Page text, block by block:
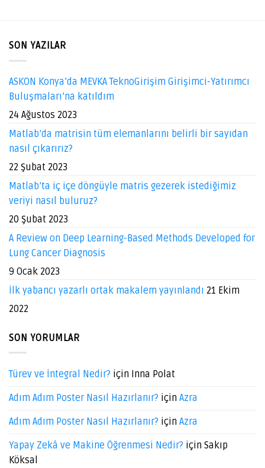
SON YAZILAR
ASKON Konya’da MEVKA TeknoGirişim Girişimci-Yatırımcı
Buluşmaları’na katıldım
24 Ağustos 2023
Matlab’da matrisin tüm elemanlarını belirli bir sayıdan
nasıl çıkarırız?
22 Şubat 2023
Matlab’ta iç içe döngüyle matris gezerek istediğimiz
veriyi nasıl buluruz?
20 Şubat 2023
A Review on Deep Learning-Based Methods Developed for
Lung Cancer Diagnosis
9 Ocak 2023
İlk yabancı yazarlı ortak makalem yayınlandı 21 Ekim
2022
SON YORUMLAR
Türev ve İntegral Nedir? için Inna Polat
Adım Adım Poster Nasıl Hazırlanır? için Azra
Adım Adım Poster Nasıl Hazırlanır? için Azra
Yapay Zekâ ve Makine Öğrenmesi Nedir? için Sakıp
Köksal